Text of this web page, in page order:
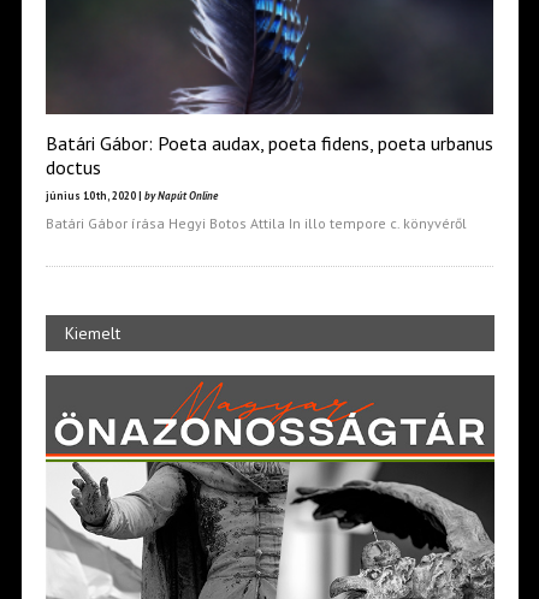
Batári Gábor: Poeta audax, poeta fidens, poeta urbanus
doctus
június 10th, 2020 | by Napút Online
Batári Gábor írása Hegyi Botos Attila In illo tempore c. könyvéről
Kiemelt